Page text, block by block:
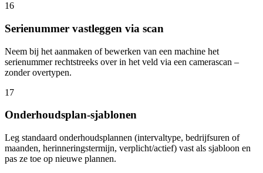
16
Serienummer vastleggen via scan
Neem bij het aanmaken of bewerken van een machine het
serienummer rechtstreeks over in het veld via een camerascan –
zonder overtypen.
17
Onderhoudsplan-sjablonen
Leg standaard onderhoudsplannen (intervaltype, bedrijfsuren of
maanden, herinneringstermijn, verplicht/actief) vast als sjabloon en
pas ze toe op nieuwe plannen.